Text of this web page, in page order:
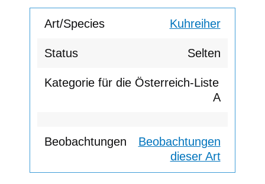
Kuhreiher
Selten
A
Beobachtungen
dieser Art